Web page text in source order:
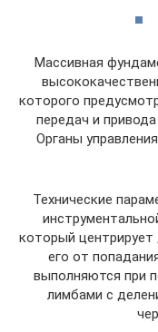
Массивная
которого
передач и
Органы
Технические
который
его от
выполняются при
лимбами с